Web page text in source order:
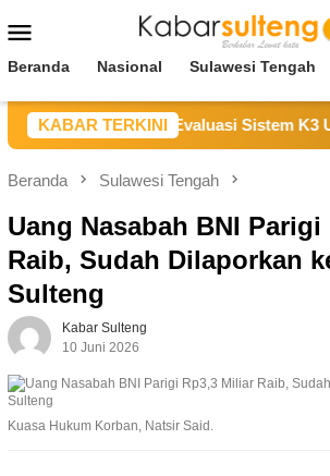
ke
Mobile
Beranda Nasional Sulawesi Tengah
KABAR TERKINI
Duka, Janji Evaluasi Sistem K3 Usai
Beranda Sulawesi Tengah
Uang Nasabah BNI
Raib, Sudah Dilaporkan
Sulteng
Kabar Sulteng
10 Juni 2026
Kuasa Hukum Korban, Natsir Said.